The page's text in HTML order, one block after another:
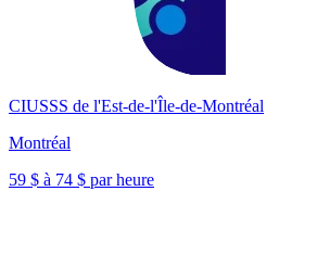
CIUSSS de l'Est-de-l'Île-de-Montréal
Montréal
59 $ à 74 $ par heure